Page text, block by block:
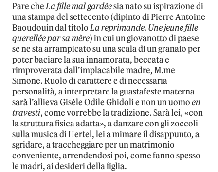
Pare cheLa fille mal gardéesia nato su ispirazione di
una stampa del settecento (dipinto di Pierre Antoine
Baoudouin dal titoloLa reprimande. Une jeune fille
querellée par sa mère) in cui un giovanotto di paese
se ne sta arrampicato su una scala di un granaio per
poter baciare la sua innamorata, beccata e
rimproverata dall’implacabile madre, M.me
Simone. Ruolo di carattere e di necessaria
personalità, a interpretare la guastafeste materna
sarà l’allieva Gisèle Odile Ghidoli e non un uomoen
travesti, come vorrebbe la tradizione. Sarà lei, «con
la struttura fisica adatta», a danzare con gli zoccoli
sulla musica di Hertel, lei a mimare il disappunto, a
sgridare, a traccheggiare per un matrimonio
conveniente, arrendendosi poi, come fanno spesso
le madri, ai desideri della figlia.